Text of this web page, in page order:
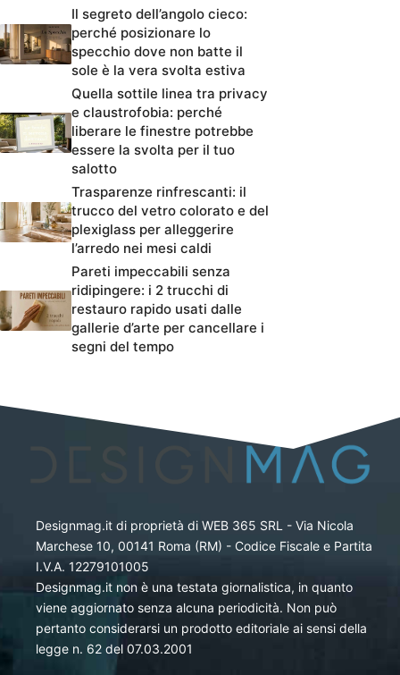
Il segreto dell’angolo cieco:
perché posizionare lo
specchio dove non batte il
sole è la vera svolta estiva
Quella sottile linea tra privacy
e claustrofobia: perché
liberare le finestre potrebbe
essere la svolta per il tuo
salotto
Trasparenze rinfrescanti: il
trucco del vetro colorato e del
plexiglass per alleggerire
l’arredo nei mesi caldi
Pareti impeccabili senza
ridipingere: i 2 trucchi di
restauro rapido usati dalle
gallerie d’arte per cancellare i
segni del tempo
Designmag.it di proprietà di WEB 365 SRL - Via Nicola
Marchese 10, 00141 Roma (RM) - Codice Fiscale e Partita
I.V.A. 12279101005
Designmag.it non è una testata giornalistica, in quanto
viene aggiornato senza alcuna periodicità. Non può
pertanto considerarsi un prodotto editoriale ai sensi della
legge n. 62 del 07.03.2001